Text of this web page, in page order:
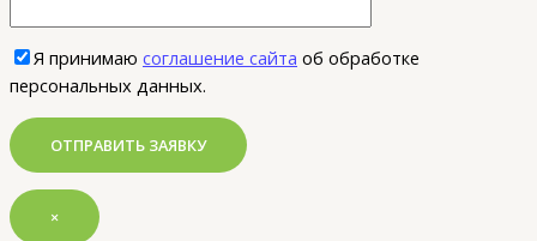
Я принимаю соглашение сайта об обработке
персональных данных.
×